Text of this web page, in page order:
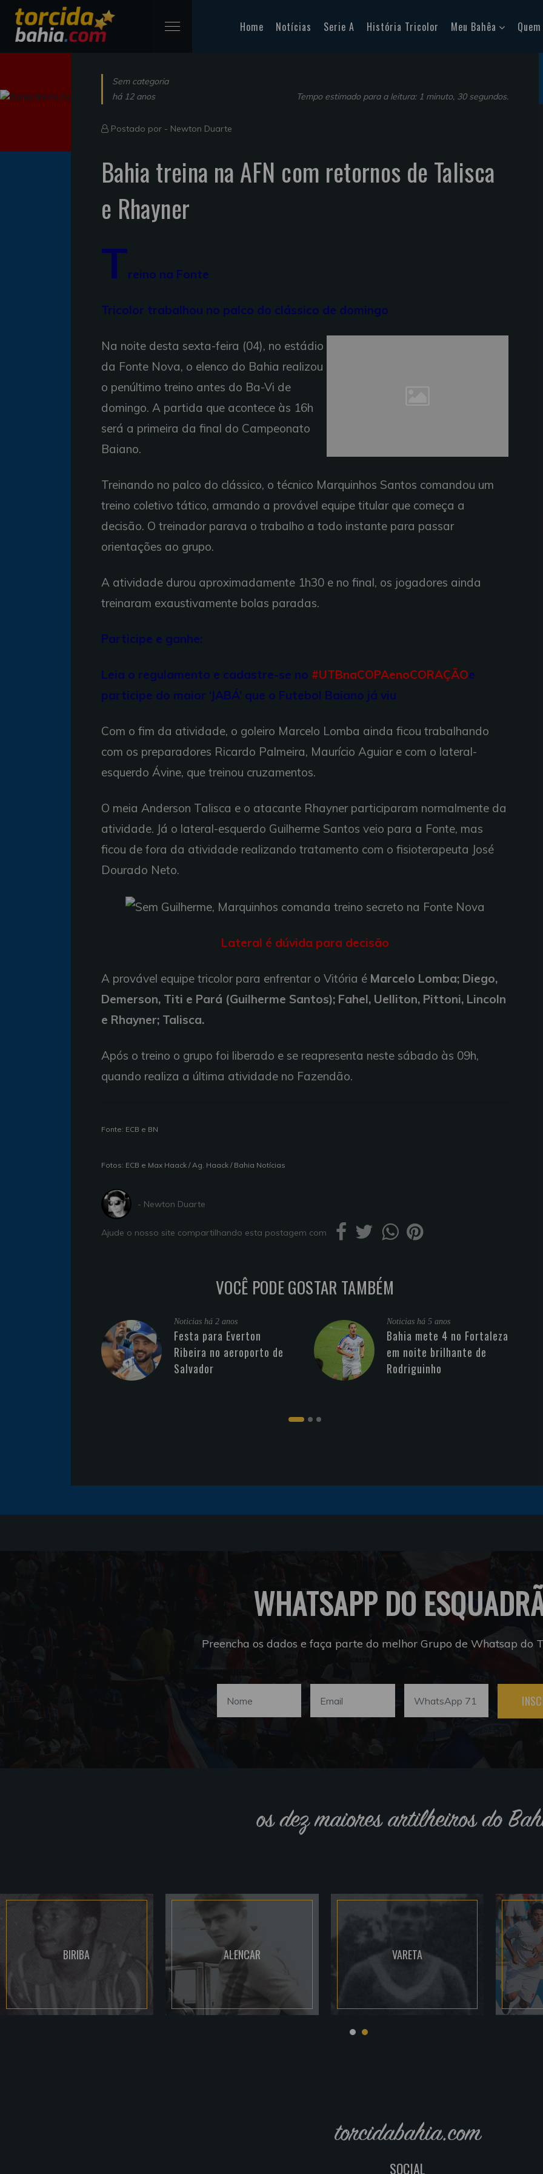
Home Notícias Serie A História Tricolor Meu Bahêa
Sem categoria
há 12 anos
Tempo estimado para a leitura: 1 minuto, 30 segundos.
Postado por - Newton Duarte
Bahia treina na AFN com retornos de Talisca
e Rhayner
Treino na Fonte
Tricolor trabalhou no palco do clássico de domingo
Na noite desta sexta-feira (04), no estádio
da Fonte Nova, o elenco do Bahia realizou
o penúltimo treino antes do Ba-Vi de
domingo. A partida que acontece às 16h
será a primeira da final do Campeonato
Baiano.
Treinando no palco do clássico, o técnico Marquinhos Santos comandou um
treino coletivo tático, armando a provável equipe titular que começa a
decisão. O treinador parava o trabalho a todo instante para passar
orientações ao grupo.
A atividade durou aproximadamente 1h30 e no final, os jogadores ainda
treinaram exaustivamente bolas paradas.
Participe e ganhe:
Leia o regulamento e cadastre-se no #UTBnaCOPAenoCORAÇÃOe
participe do maior ‘JABÁ’ que o Futebol Baiano já viu
Com o fim da atividade, o goleiro Marcelo Lomba ainda ficou trabalhando
com os preparadores Ricardo Palmeira, Maurício Aguiar e com o lateral-
esquerdo Ávine, que treinou cruzamentos.
O meia Anderson Talisca e o atacante Rhayner participaram normalmente da
atividade. Já o lateral-esquerdo Guilherme Santos veio para a Fonte, mas
ficou de fora da atividade realizando tratamento com o fisioterapeuta José
Dourado Neto.
Lateral é dúvida para decisão
A provável equipe tricolor para enfrentar o Vitória é Marcelo Lomba; Diego,
Demerson, Titi e Pará (Guilherme Santos); Fahel, Uelliton, Pittoni, Lincoln
e Rhayner; Talisca.
Após o treino o grupo foi liberado e se reapresenta neste sábado às 09h,
quando realiza a última atividade no Fazendão.
Fonte: ECB e BN
Fotos: ECB e Max Haack / Ag. Haack / Bahia Notícias
- Newton Duarte
Ajude o nosso site compartilhando esta postagem com
VOCÊ PODE GOSTAR TAMBÉM
Noticias há 2 anos
Festa para Everton
Ribeira no aeroporto de
Salvador
Noticias há 5 anos
Bahia mete 4 no Fortaleza
em noite brilhante de
Rodriguinho
WHATSAPP DO
Preencha os dados e faça parte do melhor Grupo de Whatsap do
os dez maiores artilheiros do
BIRIBA ALENCAR VARETA
torcidabahia.com
SOCIAL